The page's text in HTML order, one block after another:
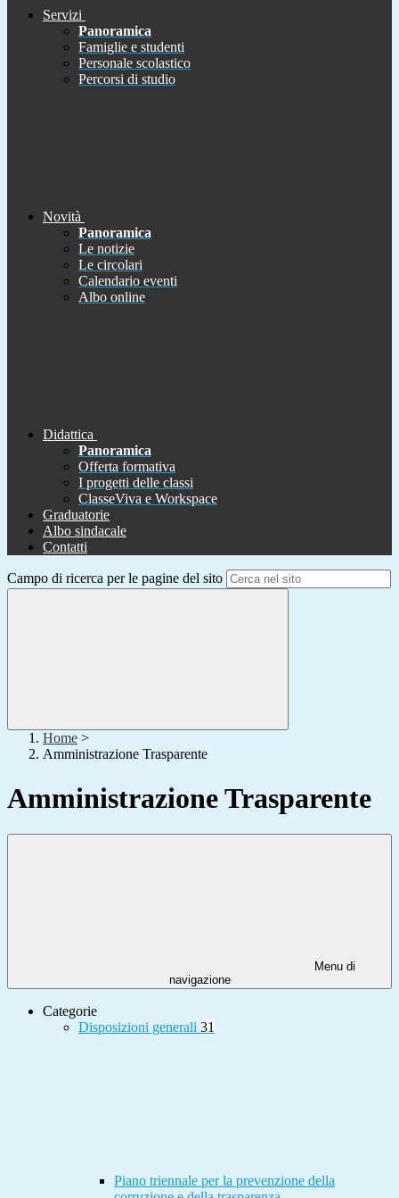
Servizi
Panoramica
Famiglie e studenti
Personale scolastico
Percorsi di studio
Novità
Panoramica
Le notizie
Le circolari
Calendario eventi
Albo online
Didattica
Panoramica
Offerta formativa
I progetti delle classi
ClasseViva e Workspace
Graduatorie
Albo sindacale
Contatti
Campo di ricerca per le pagine del sito
Home >
Amministrazione Trasparente
Amministrazione Trasparente
Menu di
navigazione
Categorie
Disposizioni generali 31
Piano triennale per la prevenzione della